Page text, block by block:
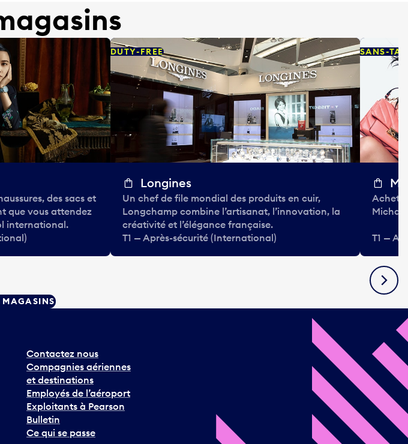
des sacs et
que vous attendez
international.
DUTY-FREE
Longines
Un chef de file mondial des produits en cuir,
Longchamp combine l’artisanat, l’innovation, la
créativité et l’élégance française.
T1 — Après-sécurité (International)
SANS-
T1 —
MAGASINS
Contactez nous
Compagnies aériennes
et destinations
Employés de l’aéroport
Exploitants à Pearson
Bulletin
Ce qui se passe